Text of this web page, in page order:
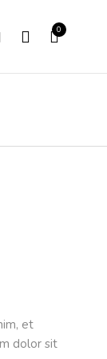
0
et
dolor sit